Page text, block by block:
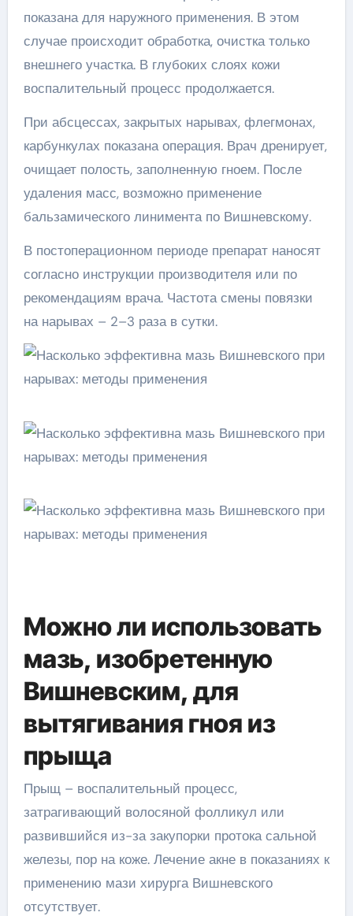
показана для наружного применения. В этом
случае происходит обработка, очистка только
внешнего участка. В глубоких слоях кожи
воспалительный процесс продолжается.
При абсцессах, закрытых нарывах, флегмонах,
карбункулах показана операция. Врач дренирует,
очищает полость, заполненную гноем. После
удаления масс, возможно применение
бальзамического линимента по Вишневскому.
В постоперационном периоде препарат наносят
согласно инструкции производителя или по
рекомендациям врача. Частота смены повязки
на нарывах – 2–3 раза в сутки.
Можно ли использовать
мазь, изобретенную
Вишневским, для
вытягивания гноя из
прыща
Прыщ – воспалительный процесс,
затрагивающий волосяной фолликул или
развившийся из-за закупорки протока сальной
железы, пор на коже. Лечение акне в показаниях к
применению мази хирурга Вишневского
отсутствует.